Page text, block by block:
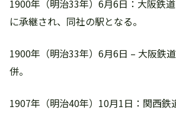
1900年（明治33年）6月6日：大阪鉄
に承継され、同社の駅となる。
1900年（明治33年）6月6日 – 大阪鉄
併。
1907年（明治40年）10月1日：関西鉄